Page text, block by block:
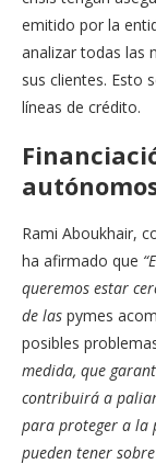
emitido por la
analizar todas las
sus clientes. Esto
líneas de crédito.
Rami Aboukhair,
ha afirmado que
queremos estar
de las pymes
posibles
medida, que
contribuirá a
para proteger a la
pueden tener